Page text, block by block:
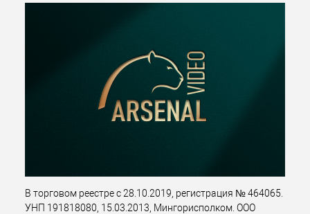
В торговом реестре с 28.10.2019, регистрация № 464065.
УНП 191818080, 15.03.2013, Мингорисполком. ООО